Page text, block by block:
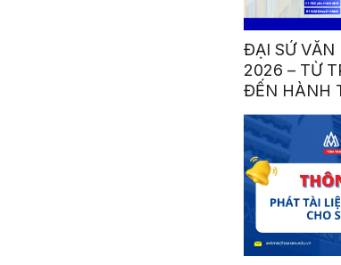
ĐẠI SỨ VĂN
2026 – TỪ
ĐẾN HÀNH
TỎA TRI